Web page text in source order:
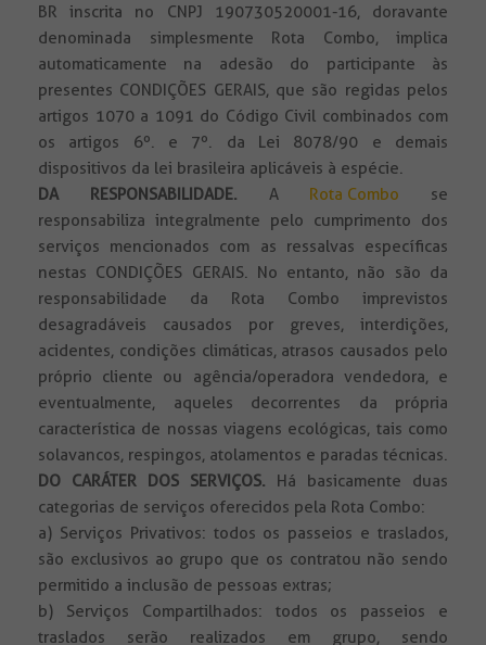
BR inscrita no CNPJ 190730520001-16, doravante
denominada simplesmente Rota Combo, implica
automaticamente na adesão do participante às
presentes CONDIÇÕES GERAIS, que são regidas pelos
artigos 1070 a 1091 do Código Civil combinados com
os artigos 6º. e 7º. da Lei 8078/90 e demais
dispositivos da lei brasileira aplicáveis à espécie.
DA RESPONSABILIDADE. A Rota Combo se
responsabiliza integralmente pelo cumprimento dos
serviços mencionados com as ressalvas específicas
nestas CONDIÇÕES GERAIS. No entanto, não são da
responsabilidade da Rota Combo imprevistos
desagradáveis causados por greves, interdições,
acidentes, condições climáticas, atrasos causados pelo
próprio cliente ou agência/operadora vendedora, e
eventualmente, aqueles decorrentes da própria
característica de nossas viagens ecológicas, tais como
solavancos, respingos, atolamentos e paradas técnicas.
DO CARÁTER DOS SERVIÇOS. Há basicamente duas
categorias de serviços oferecidos pela Rota Combo:
a) Serviços Privativos: todos os passeios e traslados,
são exclusivos ao grupo que os contratou não sendo
permitido a inclusão de pessoas extras;
b) Serviços Compartilhados: todos os passeios e
traslados serão realizados em grupo, sendo